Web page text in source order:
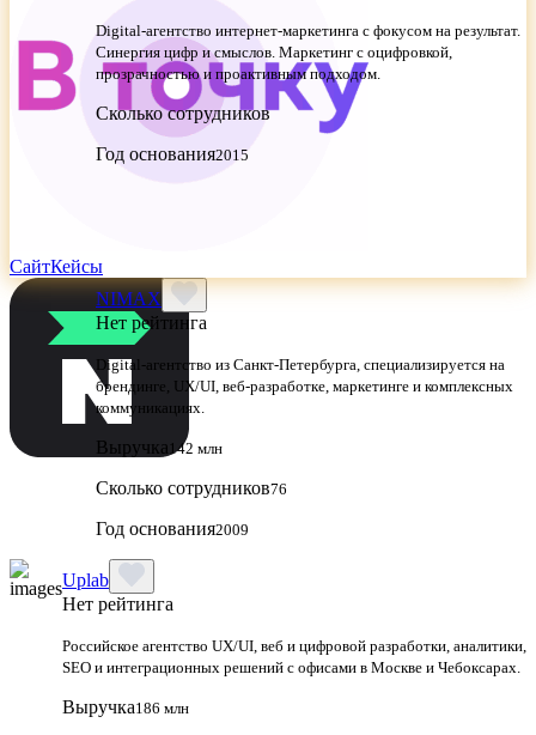
Digital-агентство интернет-маркетинга с фокусом на результат.
Синергия цифр и смыслов. Маркетинг с оцифровкой,
прозрачностью и проактивным подходом.
Сколько сотрудников
Год основания2015
СайтКейсы
NIMAX
Нет рейтинга
Digital-агентство из Санкт-Петербурга, специализируется на
брендинге, UX/UI, веб-разработке, маркетинге и комплексных
коммуникациях.
Выручка 142 млн
Сколько сотрудников76
Год основания2009
Uplab
Нет рейтинга
Российское агентство UX/UI, веб и цифровой разработки, аналитики,
SEO и интеграционных решений с офисами в Москве и Чебоксарах.
Выручка186 млн